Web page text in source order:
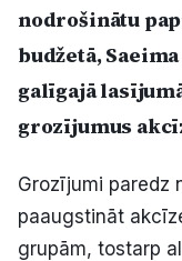
nodrošinātu
budžetā,
galīgajā
grozījumus
Grozījumi paredz
paaugstināt
grupām, tostarp